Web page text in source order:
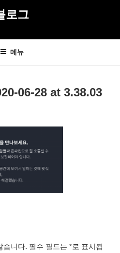
로그
메뉴
06-28 at 3.38.03
습니다. 필수 필드는 *로 표시됩